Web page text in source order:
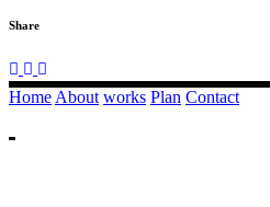
Share
HomeAbout works Plan Contact